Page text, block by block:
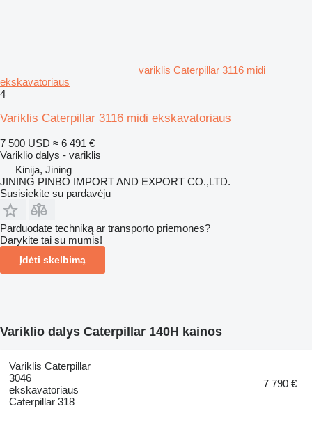
variklis Caterpillar 3116 midi
ekskavatoriaus
4
Variklis Caterpillar 3116 midi ekskavatoriaus
7 500 USD ≈ 6 491 €
Variklio dalys - variklis
Kinija, Jining
JINING PINBO IMPORT AND EXPORT CO.,LTD.
Susisiekite su pardavėju
Parduodate techniką ar transporto priemones?
Darykite tai su mumis!
Įdėti skelbimą
Variklio dalys Caterpillar 140H kainos
Variklis Caterpillar
3046
ekskavatoriaus
Caterpillar 318
7 790 €